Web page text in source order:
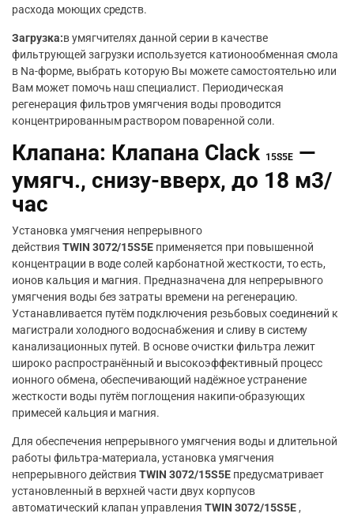
расхода моющих средств.
Загрузка:в умягчителях данной серии в качестве
фильтрующей загрузки используется катионообменная смола
в Na-форме, выбрать которую Вы можете самостоятельно или
Вам может помочь наш специалист. Периодическая
регенерация фильтров умягчения воды проводится
концентрированным раствором поваренной соли.
Клапана: Клапана Сlack 15S5E —
умягч., снизу-вверх, до 18 м3/
час
Установка умягчения непрерывного
действия TWIN 3072/15S5E применяется при повышенной
концентрации в воде солей карбонатной жесткости, то есть,
ионов кальция и магния. Предназначена для непрерывного
умягчения воды без затраты времени на регенерацию.
Устанавливается путём подключения резьбовых соединений к
магистрали холодного водоснабжения и сливу в систему
канализационных путей. В основе очистки фильтра лежит
широко распространённый и высокоэффективный процесс
ионного обмена, обеспечивающий надёжное устранение
жесткости воды путём поглощения накипи-образующих
примесей кальция и магния.
Для обеспечения непрерывного умягчения воды и длительной
работы фильтра-материала, установка умягчения
непрерывного действияTWIN3072/15S5Eпредусматривает
установленный в верхней части двух корпусов
автоматический клапан управленияTWIN 3072/15S5E,